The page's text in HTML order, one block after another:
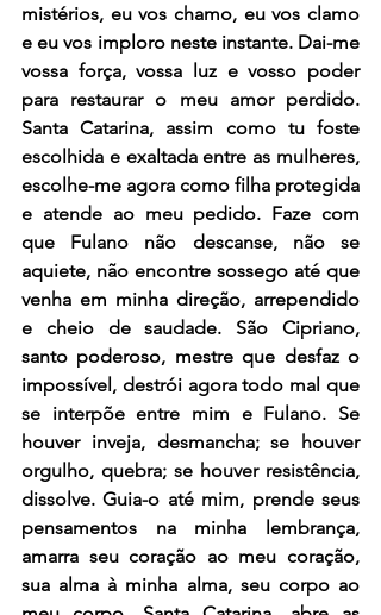
mistérios, eu vos chamo, eu vos clamo
e eu vos imploro neste instante. Dai-me
vossa força, vossa luz e vosso poder
para restaurar o meu amor perdido.
Santa Catarina, assim como tu foste
escolhida e exaltada entre as mulheres,
escolhe-me agora como filha protegida
e atende ao meu pedido. Faze com
que Fulano não descanse, não se
aquiete, não encontre sossego até que
venha em minha direção, arrependido
e cheio de saudade. São Cipriano,
santo poderoso, mestre que desfaz o
impossível, destrói agora todo mal que
se interpõe entre mim e Fulano. Se
houver inveja, desmancha; se houver
orgulho, quebra; se houver resistência,
dissolve. Guia-o até mim, prende seus
pensamentos na minha lembrança,
amarra seu coração ao meu coração,
sua alma à minha alma, seu corpo ao